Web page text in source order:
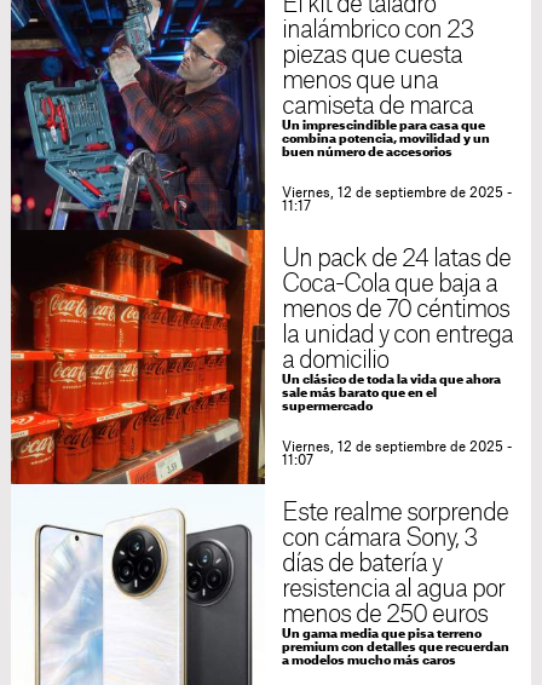
El kit de taladro
inalámbrico con 23
piezas que cuesta
menos que una
camiseta de marca
Un imprescindible para casa que
combina potencia, movilidad y un
buen número de accesorios
Viernes, 12 de septiembre de 2025 -
11:17
Un pack de 24 latas de
Coca-Cola que baja a
menos de 70 céntimos
la unidad y con entrega
a domicilio
Un clásico de toda la vida que ahora
sale más barato que en el
supermercado
Viernes, 12 de septiembre de 2025 -
11:07
Este realme sorprende
con cámara Sony, 3
días de batería y
resistencia al agua por
menos de 250 euros
Un gama media que pisa terreno
premium con detalles que recuerdan
a modelos mucho más caros